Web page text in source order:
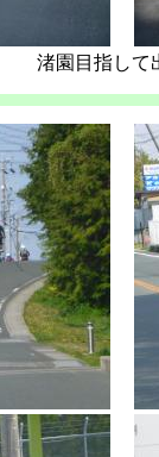
渚園目指して